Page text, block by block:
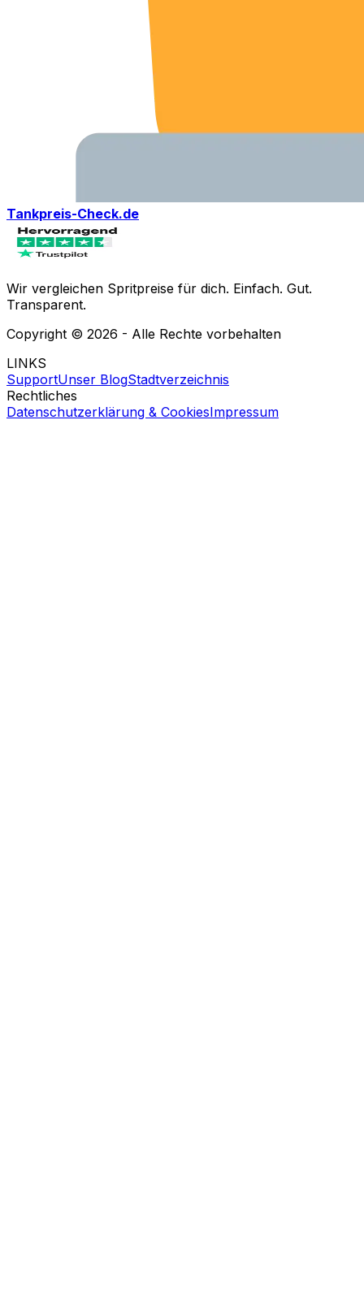
Tankpreis-Check.de
Wir vergleichen Spritpreise für dich. Einfach. Gut.
Transparent.
Copyright © 2026 - Alle Rechte vorbehalten
LINKS
SupportUnser BlogStadtverzeichnis
Rechtliches
Datenschutzerklärung & CookiesImpressum